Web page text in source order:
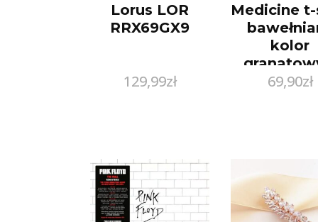
Lorus LOR
RRX69GX9
129,99zł
Medicine
kolor
69,90zł